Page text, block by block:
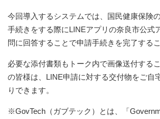
今回導入するシステムでは、国民健康保険
手続きをする際にLINEアプリの奈良市公式
問に回答することで申請手続きを完了する
必要な添付書類もトーク内で画像送付する
の皆様は、LINE申請に対する交付物をご自
りできます。
※GovTech（ガブテック）とは、「